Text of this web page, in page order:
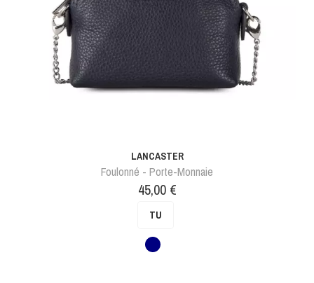
LANCASTER
Foulonné - Porte-Monnaie
Prix
45,00 €
TU
Bleu